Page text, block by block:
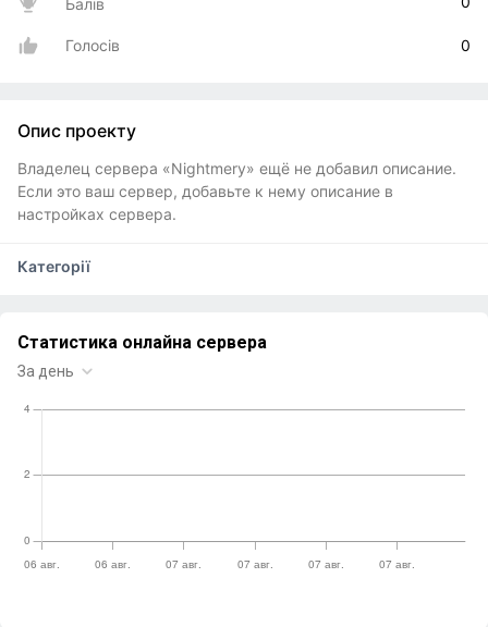
Балів
Голосів 0
Опис проекту
Владелец сервера «Nightmery» ещё не добавил описание.
Если это ваш сервер, добавьте к нему описание в
настройках сервера.
Категорії